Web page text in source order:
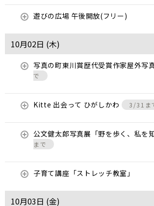
遊びの広場 午後開放(フリー)
10月02日 (木)
写真の町東川賞歴代受賞作家屋外写
で
Kitte 出会って ひがしかわ 3/31ま
公文健太郎写真展「野を歩く、私を
まで
子育て講座「ストレッチ教室」
10月03日 (金)